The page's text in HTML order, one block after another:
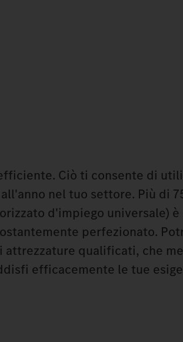
Ciò ti consente di
nel tuo settore. Più di
d'impiego universale) è
perfezionato.
qualificati, che
efficacemente le tue